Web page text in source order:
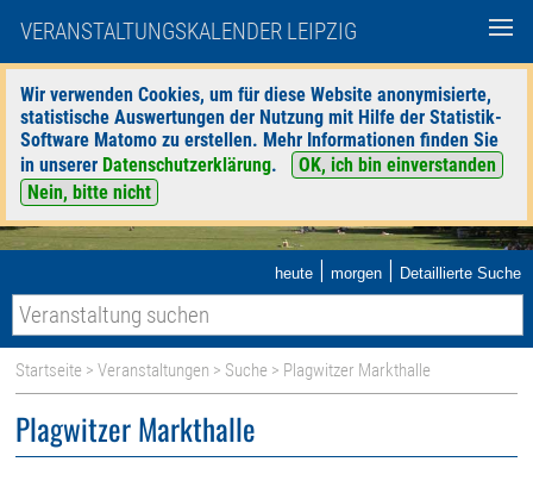
VERANSTALTUNGSKALENDER LEIPZIG
Wir verwenden Cookies, um für diese Website anonymisierte,
statistische Auswertungen der Nutzung mit Hilfe der Statistik-
Software Matomo zu erstellen. Mehr Informationen finden Sie
in unserer Datenschutzerklärung.
OK, ich bin einverstanden
Nein, bitte nicht
heute | morgen | Detaillierte Suche
Startseite >Veranstaltungen > Suche > Plagwitzer Markthalle
Plagwitzer Markthalle